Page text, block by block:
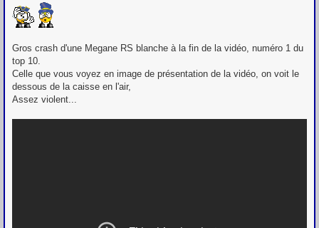
e
s
s
g
Gros crash d'une Megane RS blanche à la fin de la vidéo, numéro 1 du
top 10.
Celle que vous voyez en image de présentation de la vidéo, on voit le
dessous de la caisse en l'air,
Assez violent...